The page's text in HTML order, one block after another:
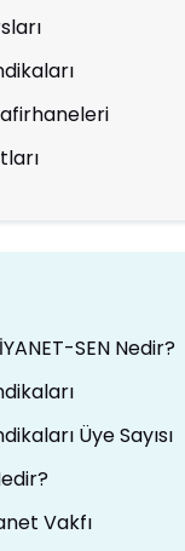
SEN Nedir?
Üye Sayısı
Vakfı